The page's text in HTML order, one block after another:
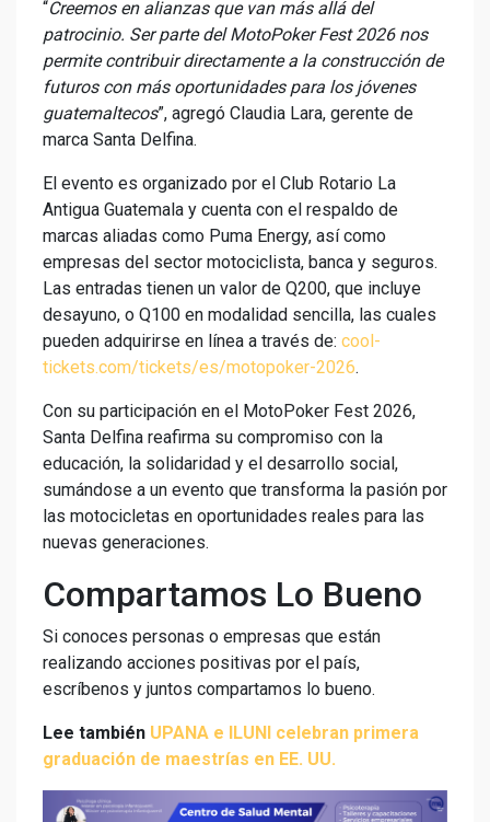
“Creemos en alianzas que van más allá del
patrocinio. Ser parte del MotoPoker Fest 2026 nos
permite contribuir directamente a la construcción de
futuros con más oportunidades para los jóvenes
guatemaltecos”, agregó Claudia Lara, gerente de
marca Santa Delfina.
El evento es organizado por el Club Rotario La
Antigua Guatemala y cuenta con el respaldo de
marcas aliadas como Puma Energy, así como
empresas del sector motociclista, banca y seguros.
Las entradas tienen un valor de Q200, que incluye
desayuno, o Q100 en modalidad sencilla, las cuales
pueden adquirirse en línea a través de: cool-
tickets.com/tickets/es/motopoker-2026.
Con su participación en el MotoPoker Fest 2026,
Santa Delfina reafirma su compromiso con la
educación, la solidaridad y el desarrollo social,
sumándose a un evento que transforma la pasión por
las motocicletas en oportunidades reales para las
nuevas generaciones.
Compartamos Lo Bueno
Si conoces personas o empresas que están
realizando acciones positivas por el país,
escríbenos y juntos compartamos lo bueno.
Lee también UPANA e ILUNI celebran primera
graduación de maestrías en EE. UU.